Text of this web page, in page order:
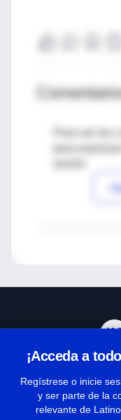
Para ver los
¡Acceda a
Regístrese o inicie
y ser parte de la
relevante de